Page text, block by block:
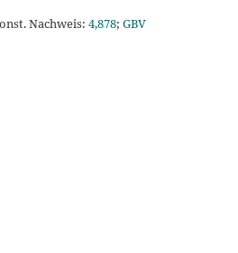
Nachweis: 4,878; GBV